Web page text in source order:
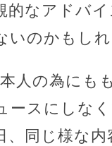
的なアドバイ
いのかもしれ
人の為にも
ースにしな
、同じ様な内